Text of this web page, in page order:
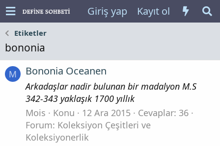
Giriş yap Kayıt ol
Etiketler
bononia
M Bononia Oceanen
Arkadaşlar nadir bulunan bir madalyon M.S
342-343 yaklaşık 1700 yıllık
Mois
Konu 12 Ara 2015
Cevaplar: 36
Forum: Koleksiyon Çeşitleri ve
Koleksiyonerlik